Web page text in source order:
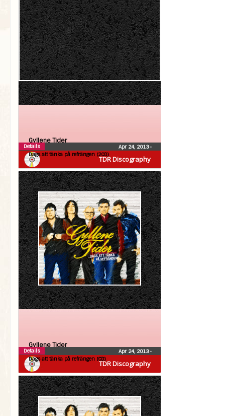
TDR Discography
Gyllene Tider
Dags att tänka på refrängen (2CD)
Apr 24, 2013•
Details
TDR Discography
Gyllene Tider
Dags att tänka på refrängen (CD)
Apr 24, 2013•
Details